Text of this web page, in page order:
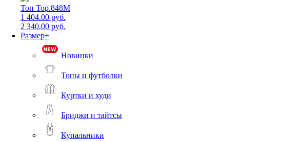
Топ Top.848M
1 404.00 руб.
2 340.00 руб.
Размер+
Новинки
Топы и футболки
Куртки и худи
Бриджи и тайтсы
Купальники